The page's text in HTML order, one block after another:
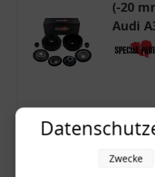
(-20
Audi
Zum
Zwecke